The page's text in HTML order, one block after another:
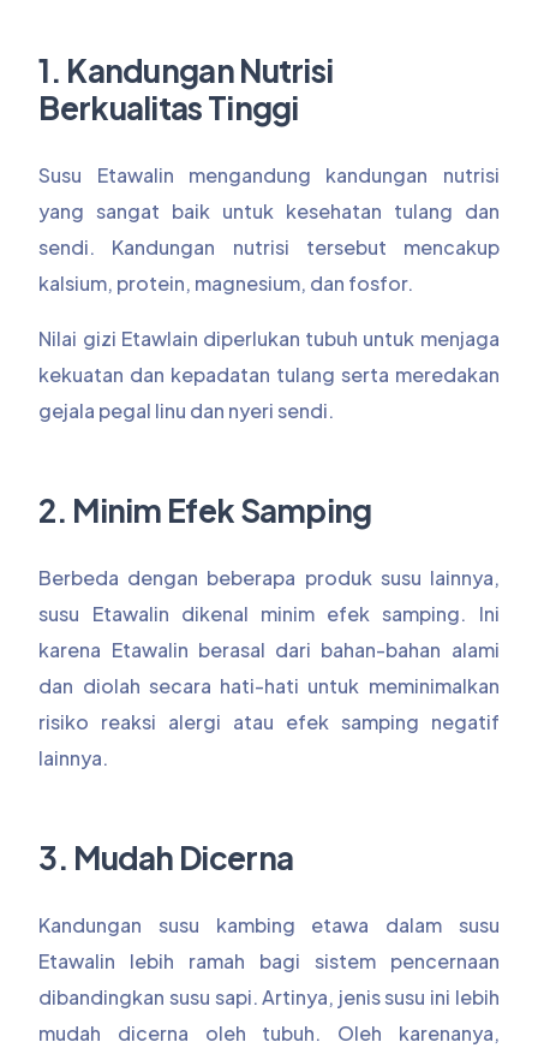
1. Kandungan Nutrisi
Berkualitas Tinggi
Susu Etawalin mengandung kandungan nutrisi
yang sangat baik untuk kesehatan tulang dan
sendi. Kandungan nutrisi tersebut mencakup
kalsium, protein, magnesium, dan fosfor.
Nilai gizi Etawlain diperlukan tubuh untuk menjaga
kekuatan dan kepadatan tulang serta meredakan
gejala pegal linu dan nyeri sendi.
2. Minim Efek Samping
Berbeda dengan beberapa produk susu lainnya,
susu Etawalin dikenal minim efek samping. Ini
karena Etawalin berasal dari bahan-bahan alami
dan diolah secara hati-hati untuk meminimalkan
risiko reaksi alergi atau efek samping negatif
lainnya.
3. Mudah Dicerna
Kandungan susu kambing etawa dalam susu
Etawalin lebih ramah bagi sistem pencernaan
dibandingkan susu sapi. Artinya, jenis susu ini lebih
mudah dicerna oleh tubuh. Oleh karenanya,